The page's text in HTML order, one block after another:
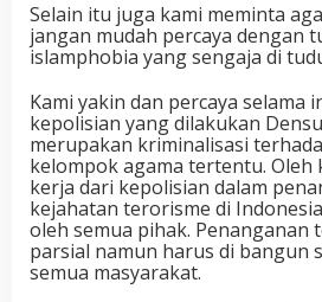
Selain itu juga kami meminta
jangan mudah percaya dengan
islamphobia yang sengaja di
Kami yakin dan percaya selama
kepolisian yang dilakukan
merupakan kriminalisasi
kelompok agama tertentu. Oleh
kerja dari kepolisian dalam
kejahatan terorisme di
oleh semua pihak. Penanganan
parsial namun harus di bangun
semua masyarakat.